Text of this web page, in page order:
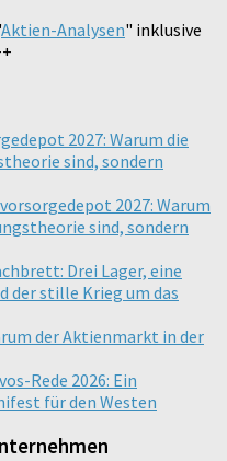
Aktien-Analysen" inklusive
2027: Warum die
sind, sondern
2027: Warum
sind, sondern
Drei Lager, eine
stille Krieg um das
der Aktienmarkt in der
Rede 2026: Ein
für den Westen